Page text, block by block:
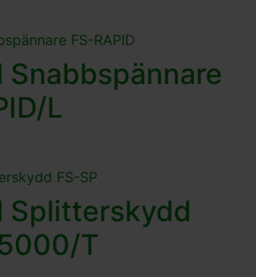
Snabbspännare
L
Splitterskydd
T